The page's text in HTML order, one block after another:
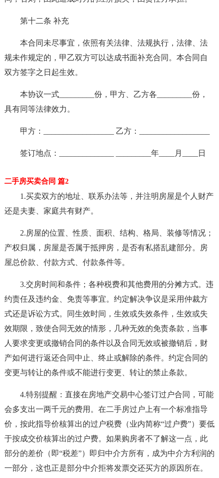
第十二条 补充
本合同未尽事宜，依照有关法律、法规执行，法律、法
规未作规定的，甲乙双方可以达成书面补充合同。本合同自
双方签字之日起生效。
本协议一式_________份，甲方、乙方各_________份，
具有同等法律效力。
甲方：__________________ 乙方：__________________
签订地点：______________ _________年____月____日
二手房买卖合同 篇2
1.买卖双方的地址、联系办法等，并注明房屋是个人财产
还是夫妻、家庭共有财产。
2.房屋的位置、性质、面积、结构、格局、装修等情况；
产权归属，房屋是否属于抵押房，是否有私搭乱建部分。房
屋总价款、付款方式、付款条件等。
3.交房时间和条件；各种税费和其他费用的分摊方式。违
约责任及违约金、免责等事宜。约定解决争议是采用仲裁方
式还是诉讼方式。同生效时间，生效或失效条件，生效或失
效期限，致使合同无效的情形，几种无效的免责条款，当事
人要求变更或撤销合同的条件以及合同无效或被撤销后，财
产如何进行返还合同中止、终止或解除的条件。约定合同的
变更与转让的条件或不能进行变更、转让的禁止条款。
4.特别提醒：直接在房地产交易中心签订过户合同，可能
会多支出一两千元的费用。在二手房过户上有一个标准指导
价，按此指导价核算出的过户税费（业内简称“过户费”）要低
于按成交价核算出的过户费。如果购房者不了解这一点，此
部分的差价（即“税差”）即归中介方所有，成为中介方利润的
一部分，这也正是部分中介拒将发票交还买方的原因所在。